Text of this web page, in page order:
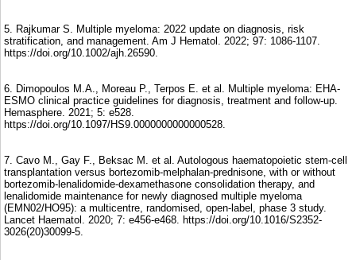
5. Rajkumar S. Multiple myeloma: 2022 update on diagnosis, risk
stratification, and management. Am J Hematol. 2022; 97: 1086-1107.
https://doi.org/10.1002/ajh.26590.
6. Dimopoulos M.A., Moreau P., Terpos E. et al. Multiple myeloma: EHA-
ESMO clinical practice guidelines for diagnosis, treatment and follow-up.
Hemasphere. 2021; 5: e528.
https://doi.org/10.1097/HS9.0000000000000528.
7. Cavo M., Gay F., Beksac M. et al. Autologous haematopoietic stem-cell
transplantation versus bortezomib-melphalan-prednisone, with or without
bortezomib-lenalidomide-dexamethasone consolidation therapy, and
lenalidomide maintenance for newly diagnosed multiple myeloma
(EMN02/HO95): a multicentre, randomised, open-label, phase 3 study.
Lancet Haematol. 2020; 7: e456-e468. https://doi.org/10.1016/S2352-
3026(20)30099-5.